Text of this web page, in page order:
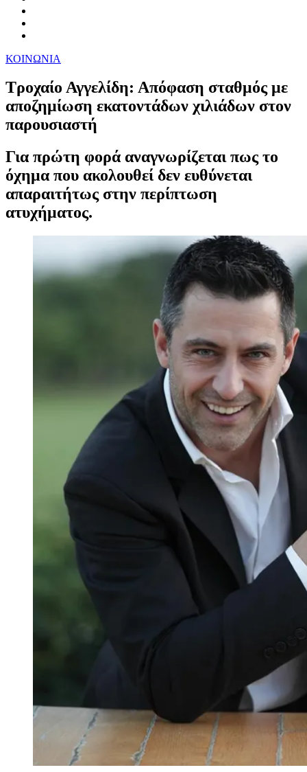
ΚΟΙΝΩΝΙΑ
Τροχαίο Αγγελίδη: Απόφαση σταθμός με
αποζημίωση εκατοντάδων χιλιάδων στον
παρουσιαστή
Για πρώτη φορά αναγνωρίζεται πως το
όχημα που ακολουθεί δεν ευθύνεται
απαραιτήτως στην περίπτωση
ατυχήματος.